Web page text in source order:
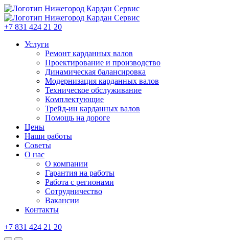
+7 831 424 21 20
Услуги
Ремонт карданных валов
Проектирование и производство
Динамическая балансировка
Модернизация карданных валов
Техническое обслуживание
Комплектующие
Трейд-ин карданных валов
Помощь на дороге
Цены
Наши работы
Советы
О нас
О компании
Гарантия на работы
Работа с регионами
Сотрудничество
Вакансии
Контакты
+7 831 424 21 20